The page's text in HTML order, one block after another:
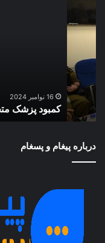
در
و
کبودراهنگ
16 نوامبر 2024
کمبود پزشک متخصص
درباره پیغام و پسغام